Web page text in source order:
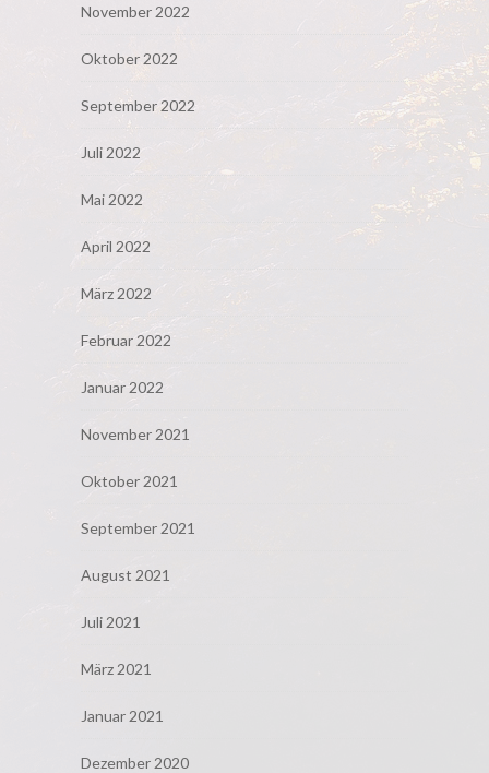
November 2022
Oktober 2022
September 2022
Juli 2022
Mai 2022
April 2022
März 2022
Februar 2022
Januar 2022
November 2021
Oktober 2021
September 2021
August 2021
Juli 2021
März 2021
Januar 2021
Dezember 2020